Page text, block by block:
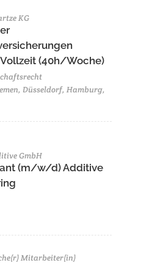
KG
(40h/Woche)
Düsseldorf, Hamburg,
GmbH
(m/w/d) Additive
Mitarbeiter(in)